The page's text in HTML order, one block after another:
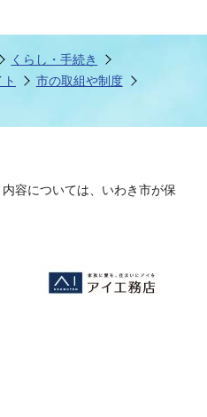
くらし・手続き
市の取組や制度
容については、いわき市が保